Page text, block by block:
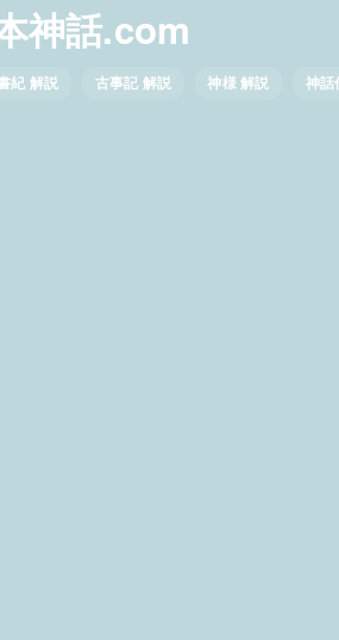
神話.com
紀 解説 古事記 解説 神様 解説 神話